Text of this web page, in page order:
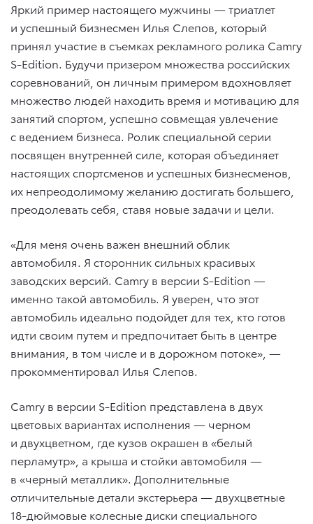
Яркий пример настоящего мужчины — триатлет
и успешный бизнесмен Илья Слепов, который
принял участие в съемках рекламного ролика Camry
S-Edition. Будучи призером множества российских
соревнований, он личным примером вдохновляет
множество людей находить время и мотивацию для
занятий спортом, успешно совмещая увлечение
с ведением бизнеса. Ролик специальной серии
посвящен внутренней силе, которая объединяет
настоящих спортсменов и успешных бизнесменов,
их непреодолимому желанию достигать большего,
преодолевать себя, ставя новые задачи и цели.
«Для меня очень важен внешний облик
автомобиля. Я сторонник сильных красивых
заводских версий. Camry в версии S-Edition —
именно такой автомобиль. Я уверен, что этот
автомобиль идеально подойдет для тех, кто готов
идти своим путем и предпочитает быть в центре
внимания, в том числе и в дорожном потоке», —
прокомментировал Илья Слепов.
Camry в версии S-Edition представлена в двух
цветовых вариантах исполнения — черном
и двухцветном, где кузов окрашен в «белый
перламутр», а крыша и стойки автомобиля —
в «черный металлик». Дополнительные
отличительные детали экстерьера — двухцветные
18-дюймовые колесные диски специального